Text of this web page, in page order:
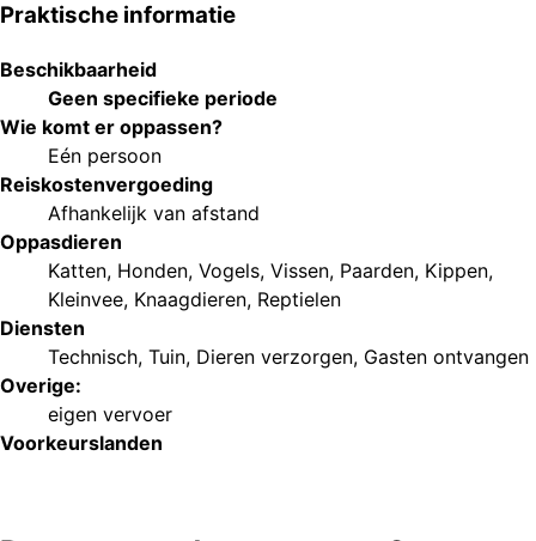
Praktische informatie
Beschikbaarheid
Geen specifieke periode
Wie komt er oppassen?
Eén persoon
Reiskostenvergoeding
Afhankelijk van afstand
Oppasdieren
Katten, Honden, Vogels, Vissen, Paarden, Kippen,
Kleinvee, Knaagdieren, Reptielen
Diensten
Technisch, Tuin, Dieren verzorgen, Gasten ontvangen
Overige:
eigen vervoer
Voorkeurslanden